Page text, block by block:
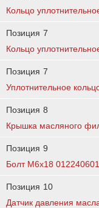
Кольцо
Позиция 7
Кольцо
Позиция 7
Уплотнительное
Позиция 8
Крышка масляного
Позиция 9
Болт М6х18
Позиция 10
Датчик давления